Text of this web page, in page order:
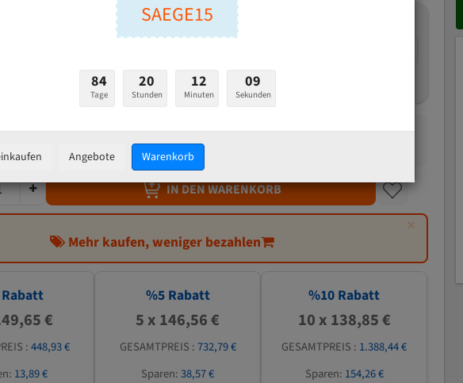
Breite (mm):
154,28 €
zzgl.Versandkosten
IN DEN WARENKORB
×
Mehr kaufen, weniger bezahlen
€
:448,93 €
13,89 €
%5Rabatt
5 x 146,56 €
GESAMTPREIS :732,79 €
Sparen:38,57 €
%10 Rabatt
10 x 138,85 €
GESAMTPREIS : 1.388,44 €
Sparen: 154,26 €
SAEGE15
84
Tage
20
Stunden
12
Minuten
08
Sekunden
Angebote Warenkorb